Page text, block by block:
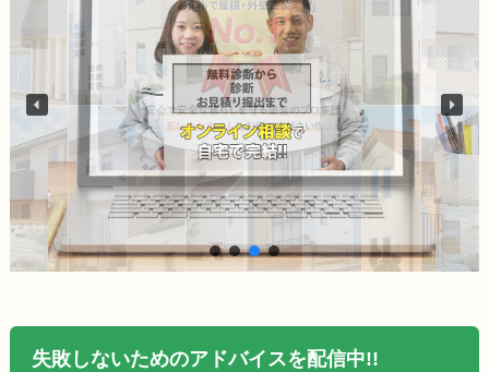
失敗しないためのアドバイスを配信中!!